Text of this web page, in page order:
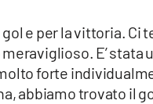
e per la vittoria.
E’
forte
abbiamo trovato il